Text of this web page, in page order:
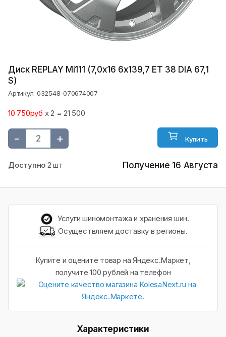
Диск REPLAY Mi111 (7,0х16 6x139,7 ET 38 DIA 67,1
S)
Артикул: 032548-070674007
10 750руб x 2 = 21 500
- + Купить
Доступно 2 шт Получение 16 Августа
Услуги шиномонтажа и хранения шин.
Осуществляем доставку в регионы.
Купите и оцените товар на Яндекс.Маркет,
получите 100 рублей на телефон
Характеристики